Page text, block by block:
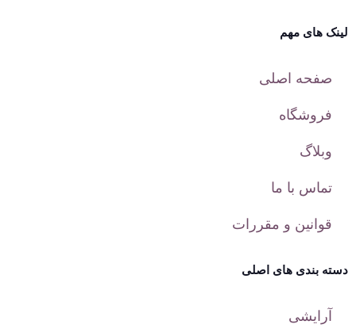
لینک های مهم
صفحه اصلی
فروشگاه
وبلاگ
تماس با ما
قوانین و مقررات
دسته بندی های اصلی
آرایشی